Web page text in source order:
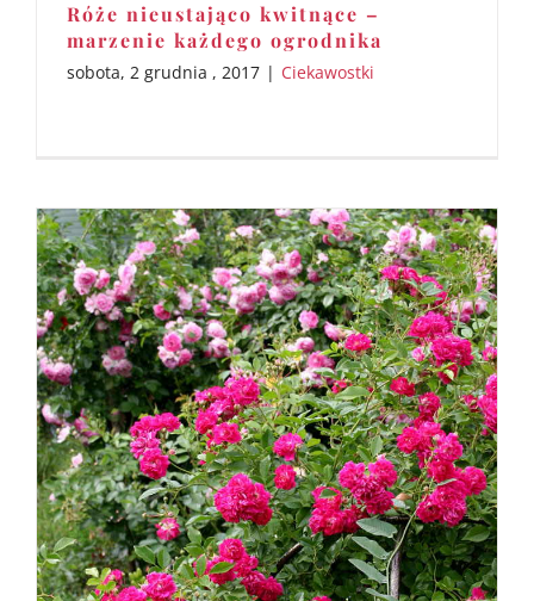
Róże nieustająco kwitnące –
marzenie każdego ogrodnika
sobota, 2 grudnia , 2017 | Ciekawostki
Hansa rugosa- ozdoba ogrodu
prosto z Hiszpanii